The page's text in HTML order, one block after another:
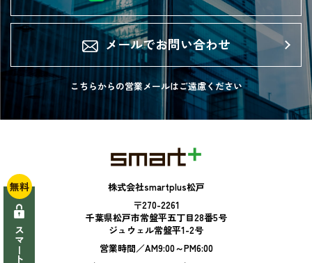
メールでお問い合わせ
こちらからの営業メールはご遠慮ください
株式会社smartplus松戸
〒270-2261
千葉県松戸市常盤平五丁目28番5号
ジュウェル常盤平1-2号
営業時間／AM9:00～PM6:00
無料